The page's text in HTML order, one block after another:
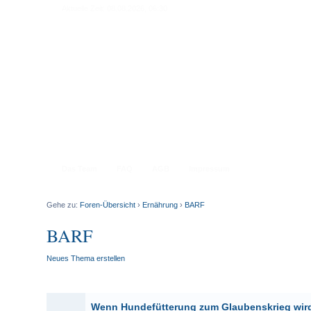
Gehe zu: Foren-Übersicht › Ernährung › BARF
BARF
Neues Thema erstellen
Wenn Hundefütterung zum Glaubenskrieg